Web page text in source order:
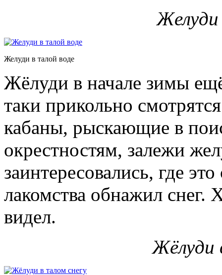
Желуди
Желуди в талой воде
Жёлуди в начале зимы
таки прикольно
кабаны, рыскающие в
окрестностям, залежи
заинтересовались, где
лакомства обнажил снег.
видел.
Жёлуди